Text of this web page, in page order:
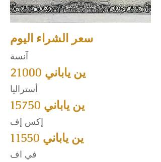
سعر الشراء اليوم
آنسة
21000 ين ياباني
أستراليا
15750 ين ياباني
إكس إف
11550 ين ياباني
في اف